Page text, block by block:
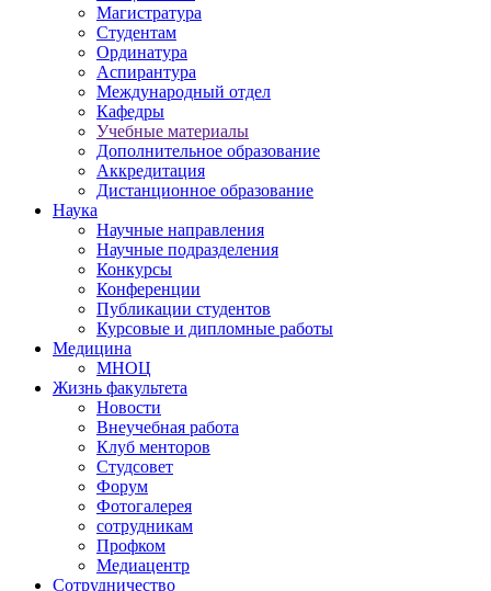
Магистратура
Студентам
Ординатура
Аспирантура
Международный отдел
Кафедры
Учебные материалы
Дополнительное образование
Аккредитация
Дистанционное образование
Наука
Научные направления
Научные подразделения
Конкурсы
Конференции
Публикации студентов
Курсовые и дипломные работы
Медицина
МНОЦ
Жизнь факультета
Новости
Внеучебная работа
Клуб менторов
Студсовет
Форум
Фотогалерея
сотрудникам
Профком
Медиацентр
Сотрудничество